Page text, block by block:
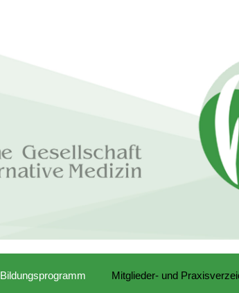
Bildungsprogramm Mitglieder- und